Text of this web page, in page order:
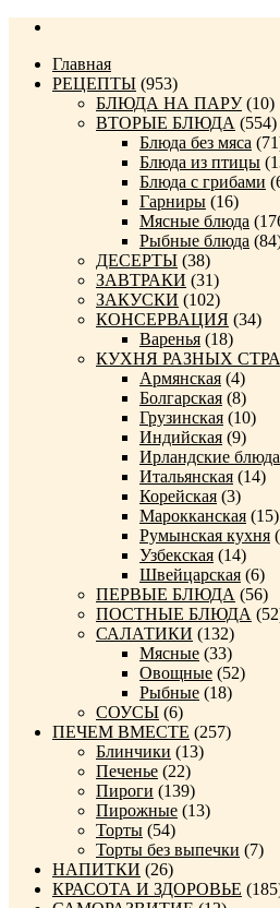
Главная
РЕЦЕПТЫ (953)
БЛЮДА НА ПАРУ(10)
ВТОРЫЕ БЛЮДА (554)
Блюда без мяса
Блюда из птицы
Блюда с грибами
Гарниры (16)
Мясные блюда
Рыбные блюда
ДЕСЕРТЫ (38)
ЗАВТРАКИ (31)
ЗАКУСКИ (102)
КОНСЕРВАЦИЯ (34)
Варенья (18)
КУХНЯ РАЗНЫХ
Армянская (4)
Болгарская (8)
Грузинская (10)
Индийская (9)
Ирландские блюда
Итальянская (14)
Корейская (3)
Марокканская (15)
Румынская кухня
Узбекская (14)
Швейцарская (6)
ПЕРВЫЕ БЛЮДА (56)
ПОСТНЫЕ БЛЮДА
САЛАТИКИ (132)
Мясные (33)
Овощные (52)
Рыбные (18)
СОУСЫ (6)
ПЕЧЕМ ВМЕСТЕ (257)
Блинчики (13)
Печенье (22)
Пироги (139)
Пирожные (13)
Торты (54)
Торты без выпечки (7)
НАПИТКИ (26)
КРАСОТА И ЗДОРОВЬЕ